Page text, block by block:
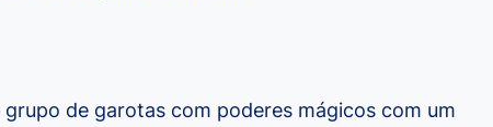
de garotas com poderes mágicos com um